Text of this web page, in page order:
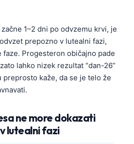
1–2 dni po odvzemu krvi, je
prepozno v lutealni fazi,
faze. Progesteron običajno pade
lahko nizek rezultat “dan-26”
kaže, da se je telo že
ne more dokazati
lutealni fazi